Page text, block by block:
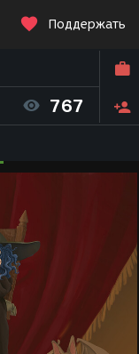
Поддержать
767